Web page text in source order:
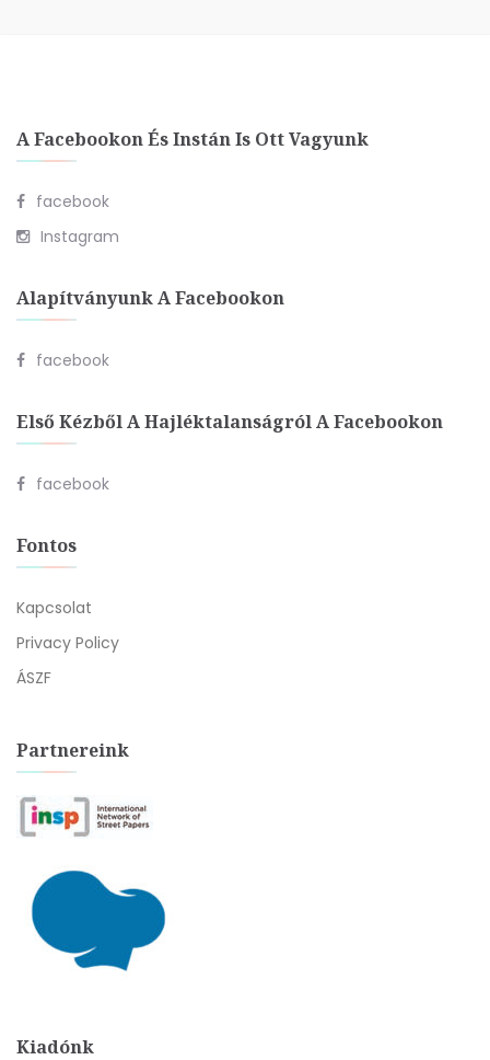
A Facebookon És Instán Is Ott Vagyunk
facebook
Instagram
Alapítványunk A Facebookon
facebook
Első Kézből A Hajléktalanságról A Facebookon
facebook
Fontos
Kapcsolat
Privacy Policy
ÁSZF
Partnereink
Kiadónk